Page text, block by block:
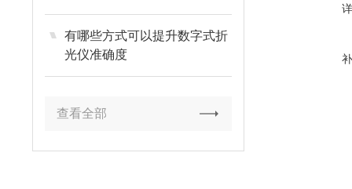
个？
有哪些方式可以提升数字式折
光仪准确度
查看全部